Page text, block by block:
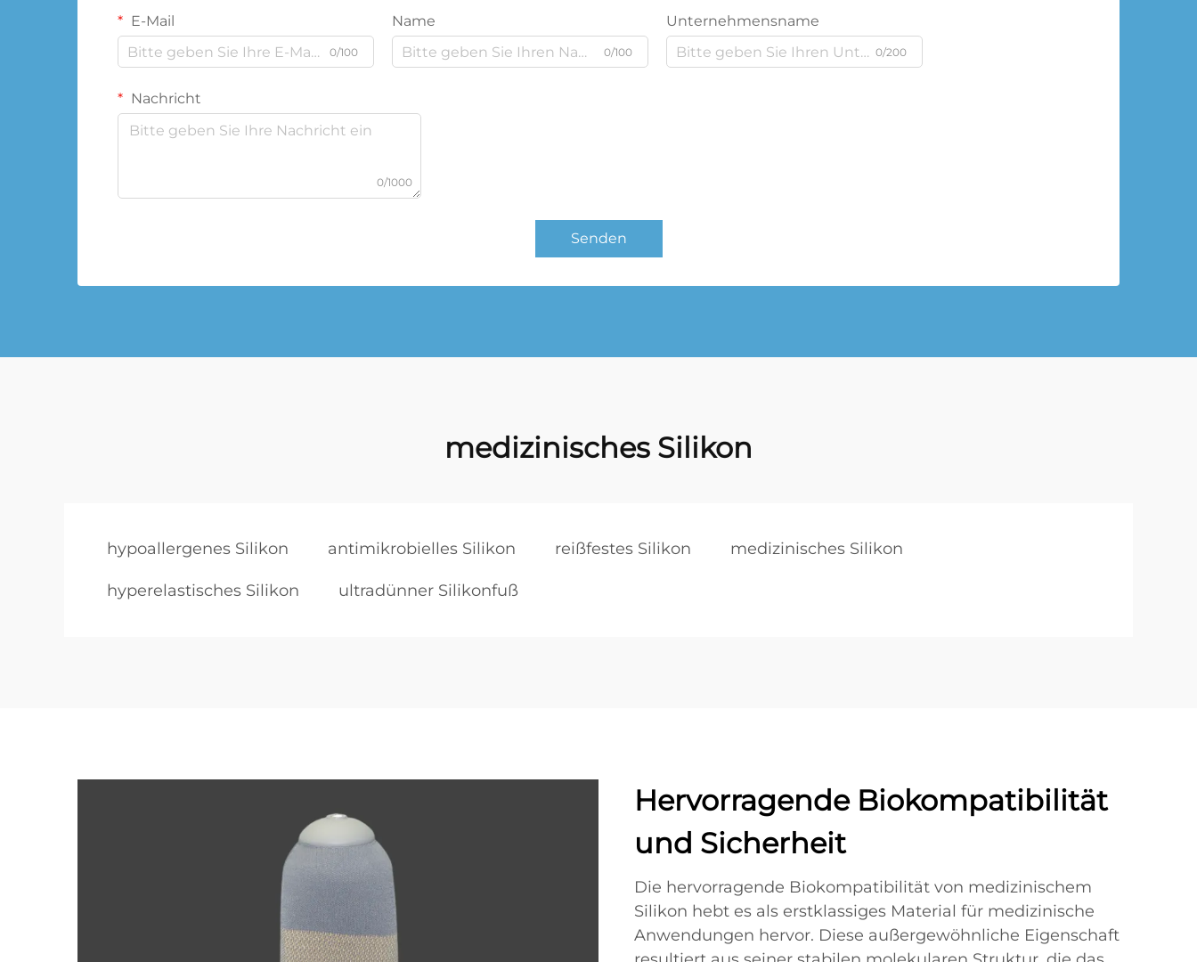
E-Mail
0/100
Name
0/100
Unternehmensname
0/200
Nachricht
0/1000
Senden
medizinisches Silikon
hypoallergenes Silikon antimikrobielles Silikon reißfestes Silikon medizinisches Silikon
hyperelastisches Silikon ultradünner Silikonfuß
Hervorragende Biokompatibilität
und Sicherheit
Die hervorragende Biokompatibilität von medizinischem
Silikon hebt es als erstklassiges Material für medizinische
Anwendungen hervor. Diese außergewöhnliche Eigenschaft